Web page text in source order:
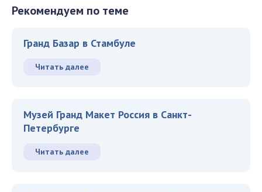
Рекомендуем по теме
Гранд Базар в Стамбуле
Читать далее
Музей Гранд Макет Россия в Санкт-
Петербурге
Читать далее